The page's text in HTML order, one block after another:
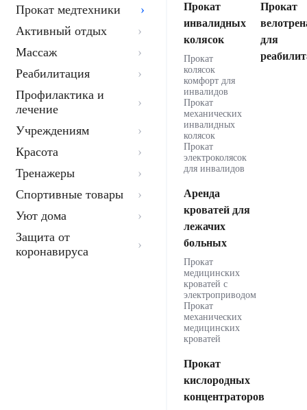
Прокат медтехники
Активный отдых
Массаж
Реабилитация
Профилактика и
лечение
Учреждениям
Красота
Тренажеры
Спортивные товары
Уют дома
Защита от
коронавируса
Прокат
инвалидных
колясок
Прокат
колясок
комфорт для
инвалидов
Прокат
механических
инвалидных
колясок
Прокат
электроколясок
для инвалидов
Прокат
для
Аренда
кроватей для
лежачих
больных
Прокат
медицинских
кроватей с
электроприводом
Прокат
механических
медицинских
кроватей
Прокат
кислородных
концентраторов